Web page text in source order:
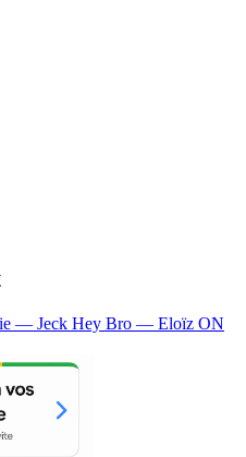
— Jeck Hey Bro — Eloïz ON